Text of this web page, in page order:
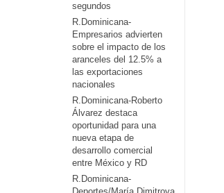
segundos
R.Dominicana-
Empresarios advierten
sobre el impacto de los
aranceles del 12.5% a
las exportaciones
nacionales
R.Dominicana-Roberto
Álvarez destaca
oportunidad para una
nueva etapa de
desarrollo comercial
entre México y RD
R.Dominicana-